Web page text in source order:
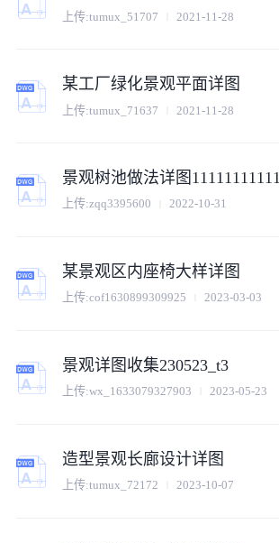
上传:tumux_51707 2021-11-28
某工厂绿化景观平面详图
上传:tumux_71637 2021-11-28
景观树池做法详图
上传:zqq3395600 2022-10-31
某景观区内座椅大样详图
上传:cof1630899309925 2023-03-03
景观详图收集230523_t3
上传:wx_1633079327903 2023-05-23
造型景观长廊设计详图
上传:tumux_72172 2023-10-07